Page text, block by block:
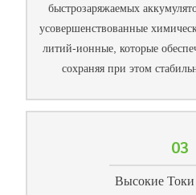
быстрозаряжаемых
усовершенствованные
литий-ионные, которые
сохраняя при этом
03
Высокие Токи